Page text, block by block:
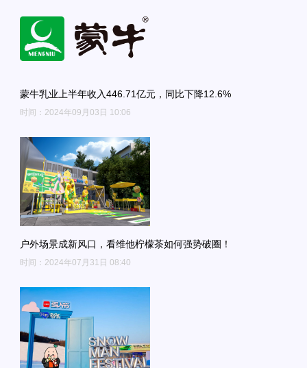
蒙牛乳业上半年收入446.71亿元，同比下降12.6%
时间：2024年09月03日 10:06
户外场景成新风口，看维他柠檬茶如何强势破圈！
时间：2024年07月31日 08:40